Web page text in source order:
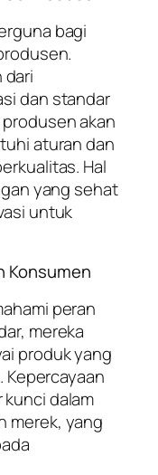
bagi
dari
dan standar
akan
aturan dan
Hal
yang sehat
untuk
Konsumen
peran
mereka
produk yang
Kepercayaan
dalam
merek, yang